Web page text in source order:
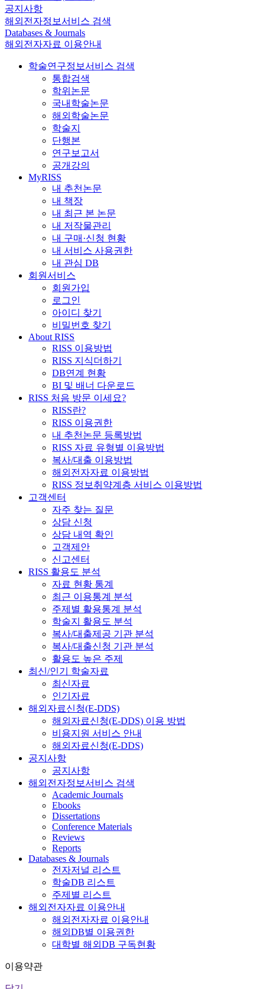
공지사항
해외전자정보서비스 검색
Databases & Journals
해외전자자료 이용안내
학술연구정보서비스 검색
통합검색
학위논문
국내학술논문
해외학술논문
학술지
단행본
연구보고서
공개강의
MyRISS
내 추천논문
내 책장
내 최근 본 논문
내 저작물관리
내 구매·신청 현황
내 서비스 사용권한
내 관심 DB
회원서비스
회원가입
로그인
아이디 찾기
비밀번호 찾기
About RISS
RISS 이용방법
RISS 지식더하기
DB연계 현황
BI 및 배너 다운로드
RISS 처음 방문 이세요?
RISS란?
RISS 이용권한
내 추천논문 등록방법
RISS 자료 유형별 이용방법
복사/대출 이용방법
해외전자자료 이용방법
RISS 정보취약계층 서비스 이용방법
고객센터
자주 찾는 질문
상담 신청
상담 내역 확인
고객제안
신고센터
RISS 활용도 분석
자료 현황 통계
최근 이용통계 분석
주제별 활용통계 분석
학술지 활용도 분석
복사/대출제공 기관 분석
복사/대출신청 기관 분석
활용도 높은 주제
최신/인기 학술자료
최신자료
인기자료
해외자료신청(E-DDS)
해외자료신청(E-DDS) 이용 방법
비용지원 서비스 안내
해외자료신청(E-DDS)
공지사항
공지사항
해외전자정보서비스 검색
Academic Journals
Ebooks
Dissertations
Conference Materials
Reviews
Reports
Databases & Journals
전자저널 리스트
학술DB 리스트
주제별 리스트
해외전자자료 이용안내
해외전자자료 이용안내
해외DB별 이용권한
대학별 해외DB 구독현황
이용약관